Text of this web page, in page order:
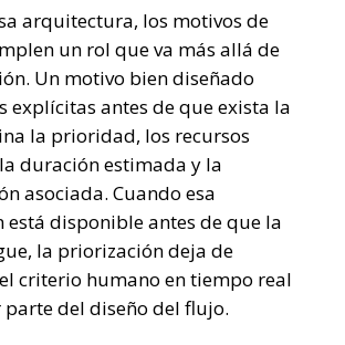
arquitectura, los motivos de
un rol que va más allá de
Un motivo bien diseñado
explícitas antes de que exista la
la prioridad, los recursos
duración estimada y la
asociada. Cuando esa
disponible antes de que la
la priorización deja de
criterio humano en tiempo real
parte del diseño del flujo.